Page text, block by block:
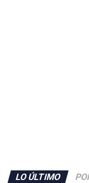
LO ÚLTIMO